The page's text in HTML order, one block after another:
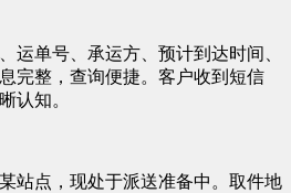
运单号、承运方、预计到达时间、
完整，查询便捷。客户收到短信
认知。
站点，现处于派送准备中。取件地